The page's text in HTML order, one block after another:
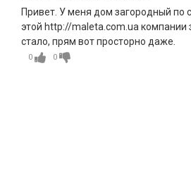
Привет. У меня дом загородный по
этой http://maleta.com.ua компании
стало, прям вот просторно даже.
0 0